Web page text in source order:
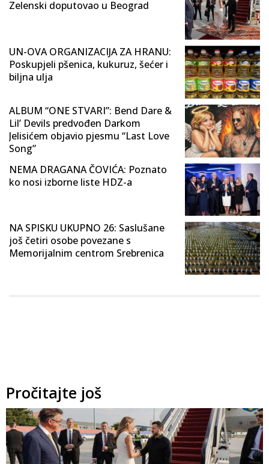
Zelenski doputovao u Beograd
UN-OVA ORGANIZACIJA ZA HRANU:
Poskupjeli pšenica, kukuruz, šećer i
biljna ulja
ALBUM “ONE STVARI”: Bend Dare &
Lil’ Devils predvođen Darkom
Jelisićem objavio pjesmu “Last Love
Song”
NEMA DRAGANA ČOVIĆA: Poznato
ko nosi izborne liste HDZ-a
NA SPISKU UKUPNO 26: Saslušane
još četiri osobe povezane s
Memorijalnim centrom Srebrenica
Pročitajte još